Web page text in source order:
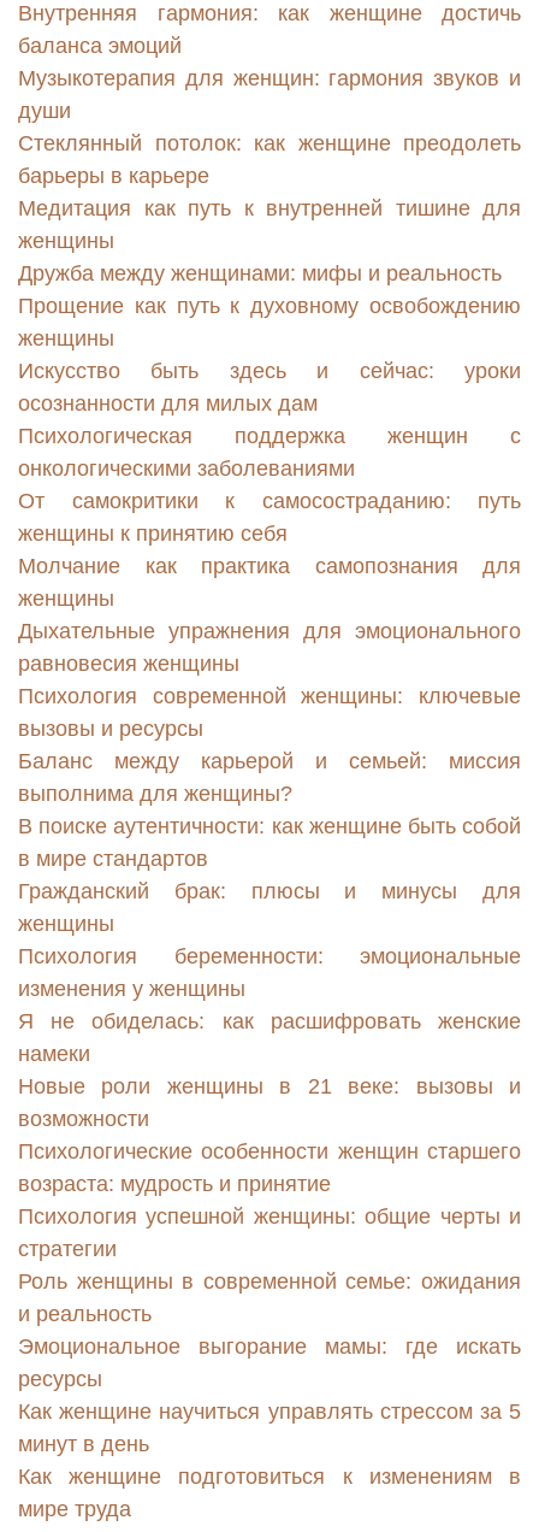
Внутренняя гармония: как женщине достичь
баланса эмоций
Музыкотерапия для женщин: гармония звуков и
души
Стеклянный потолок: как женщине преодолеть
барьеры в карьере
Медитация как путь к внутренней тишине для
женщины
Дружба между женщинами: мифы и реальность
Прощение как путь к духовному освобождению
женщины
Искусство быть здесь и сейчас: уроки
осознанности для милых дам
Психологическая поддержка женщин с
онкологическими заболеваниями
От самокритики к самосостраданию: путь
женщины к принятию себя
Молчание как практика самопознания для
женщины
Дыхательные упражнения для эмоционального
равновесия женщины
Психология современной женщины: ключевые
вызовы и ресурсы
Баланс между карьерой и семьей: миссия
выполнима для женщины?
В поиске аутентичности: как женщине быть собой
в мире стандартов
Гражданский брак: плюсы и минусы для
женщины
Психология беременности: эмоциональные
изменения у женщины
Я не обиделась: как расшифровать женские
намеки
Новые роли женщины в 21 веке: вызовы и
возможности
Психологические особенности женщин старшего
возраста: мудрость и принятие
Психология успешной женщины: общие черты и
стратегии
Роль женщины в современной семье: ожидания
и реальность
Эмоциональное выгорание мамы: где искать
ресурсы
Как женщине научиться управлять стрессом за 5
минут в день
Как женщине подготовиться к изменениям в
мире труда